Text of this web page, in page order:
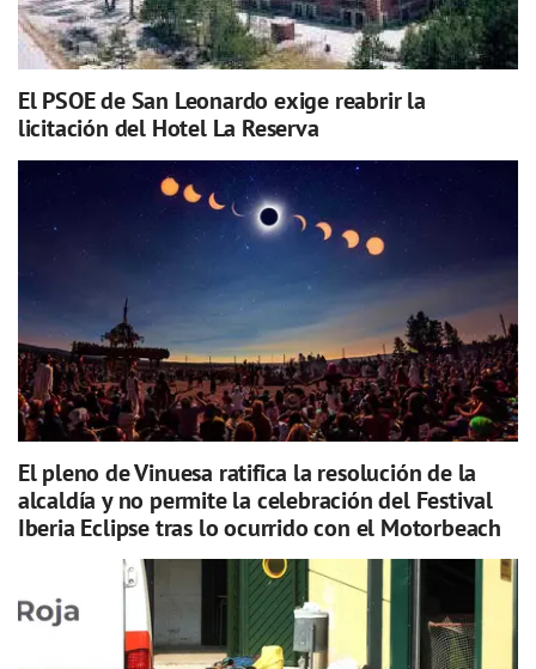
El PSOE de San Leonardo exige reabrir la
licitación del Hotel La Reserva
El pleno de Vinuesa ratifica la resolución de la
alcaldía y no permite la celebración del Festival
Iberia Eclipse tras lo ocurrido con el Motorbeach